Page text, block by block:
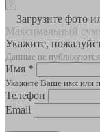
Загрузите фото
Максимальный
Укажите,
Данные не
Имя *
Укажите Ваше имя или
Телефон
Email